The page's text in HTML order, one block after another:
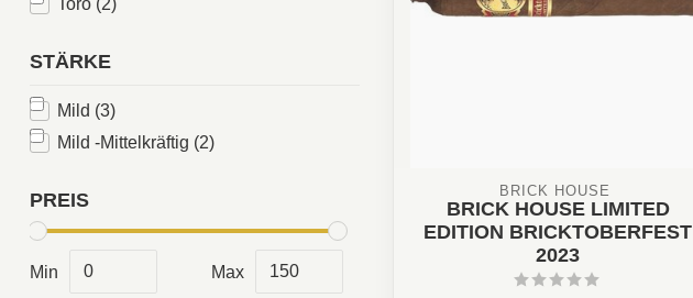
Toro (2)
STÄRKE
Mild (3)
Mild -Mittelkräftig (2)
PREIS
Min Max
BRICK HOUSE
BRICK HOUSE LIMITED
EDITION BRICKTOBERFEST
2023